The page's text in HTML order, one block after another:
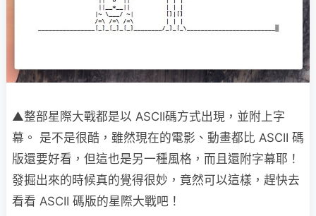
▲整部星際大戰都是以 ASCII碼方式出現，並附上字
幕。 是不是很酷，雖然現在的電影、動畫都比 ASCII 碼
版還要好看，但這也是另一種風格，而且還附字幕耶！
發掘出來的時候真的覺得很妙，竟然可以這樣，趕快去
看看 ASCII 碼版的星際大戰吧！